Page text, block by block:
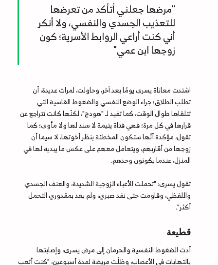
"مرضها جعلني أتأكد من تعرضها
للتعذيب الجسدي والنفسي، ولا أنكر
أني كنت أراعي الروابط الأسرية؛ كون
زوجها ابن عمي"
اشتدت معاناة يسرى يومًا بعد آخر، وحاولت، لمرات عديدة، أن
تطلب الطلاق؛ جراء الوضع النفسي والضغوط القاسية التي
تتلقاها طوال الوقت، كما تفيد لـ "هودج"، لكنّها كانت تتراجع عن
قرارها في كل مرة؛ فهي فتاة يتيمة لا سند لها ولا مأوى؛ كما
تقول، مؤكدة أنّها ستكون المخطئة بنظر أخوتها، لا سيما أن
زوجها من أقاربهم، ويتعامل معهم على عكس ما يبديه لها في
المنزل، عندما يكونون وحدهم.
تقول يسرى: "تحملت الأعباء الزوجية الشديدة، والعنف الجسدي
واللفظي، وقاومت حتى نفد صبري، ولم يعد بمقدوري التحمل
أكثر".
قطيعة
أدت الضغوط النفسية والحرمان إلى مرض يسرى، وإصابتها
بالتهابات في الأعصاب، وظلّت مريضة لمدة أسبوعين، "كنت أتعب